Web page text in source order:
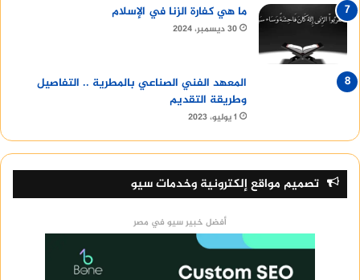
ما هي كفارة الزنا في الإسلام
30 ديسمبر، 2024
المعهد الفني الصناعي بالمطرية .. التفاصيل
وطريقة التقديم
1 يوليو، 2023
تصميم مواقع إلكترونية وخدمات سيو
أفضل خبير سيو في مصر